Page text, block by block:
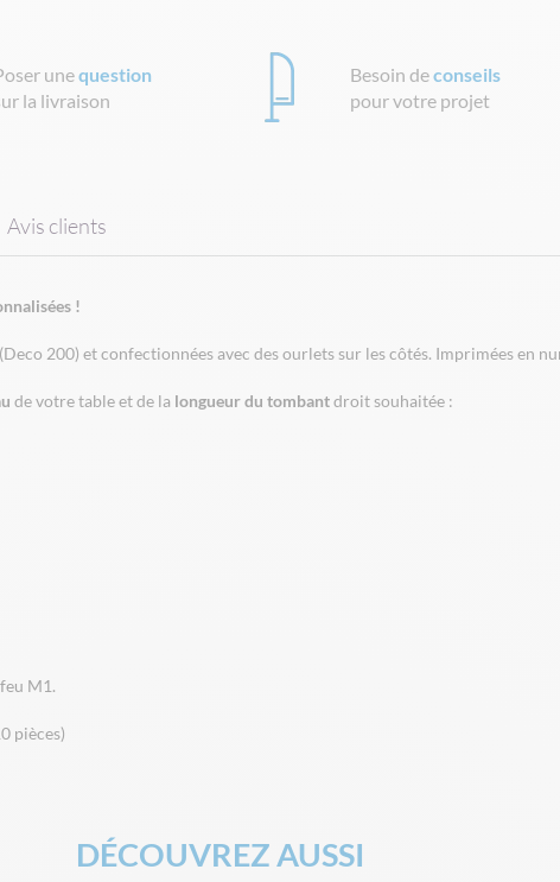
unequestion
la livraison
Besoin deconseils
pour votre projet
!
200) et confectionnées avec des ourlets sur les côtés. Imprimées en
de votre table et de la longueur du tombantdroit souhaitée :
M1.
pièces)
Avis clients
DÉCOUVREZ AUSSI